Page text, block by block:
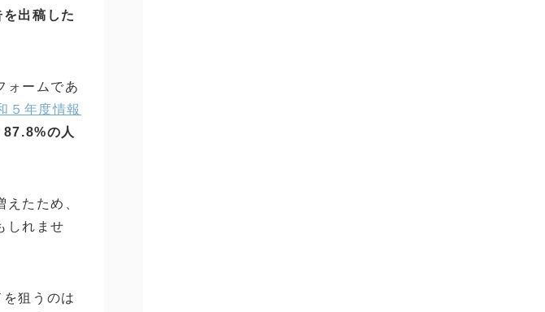
出稿した
ォームであ
５年度情報
87.8%の人
たため、
しれませ
狙うのは